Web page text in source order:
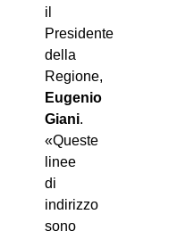
il
Presidente
della
Regione,
Eugenio
Giani.
«Queste
linee
di
indirizzo
sono